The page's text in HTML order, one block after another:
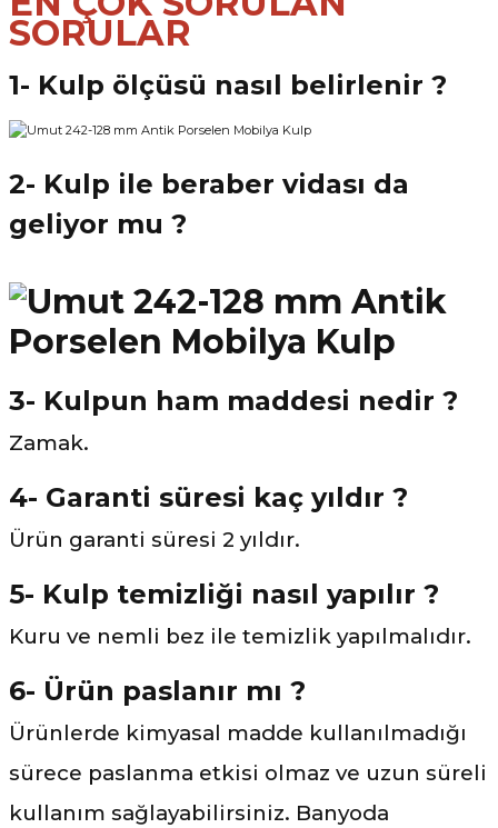
SORULAR
1- Kulp ölçüsü nasıl belirlenir ?
2- Kulp ile beraber vidası da
geliyor mu ?
3- Kulpun ham maddesi nedir ?
Zamak.
4- Garanti süresi kaç yıldır ?
Ürün garanti süresi 2 yıldır.
5- Kulp temizliği nasıl yapılır ?
Kuru ve nemli bez ile temizlik yapılmalıdır.
6- Ürün paslanır mı ?
Ürünlerde kimyasal madde kullanılmadığı
sürece paslanma etkisi olmaz ve uzun süreli
kullanım sağlayabilirsiniz. Banyoda